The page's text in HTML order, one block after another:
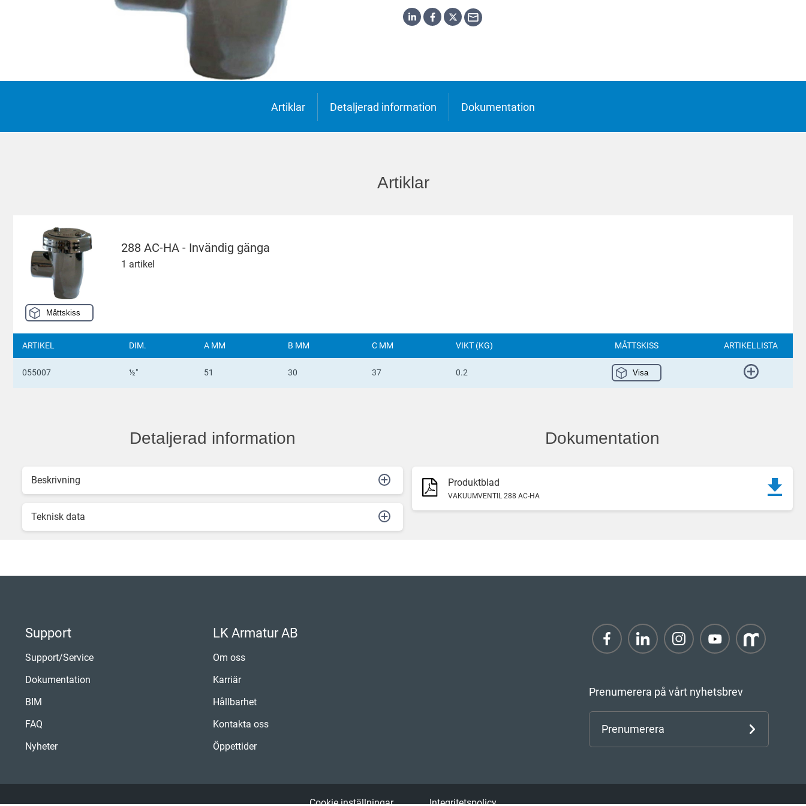
Artiklar Detaljerad information Dokumentation
Artiklar
288 AC-HA - Invändig gänga
1 artikel
Måttskiss
ARTIKEL DIM. A MM B MM C MM VIKT (KG) MÅTTSKISS ARTIKELLISTA
055007 ½" 51 30 37 0.2 Visa
Detaljerad information
Beskrivning
Teknisk data
Dokumentation
Produktblad
VAKUUMVENTIL 288 AC-HA
Support
Support/Service
Dokumentation
BIM
FAQ
Nyheter
LK Armatur AB
Om oss
Karriär
Hållbarhet
Kontakta oss
Öppettider
Prenumerera på vårt nyhetsbrev
Prenumerera
Cookie inställningar Integritetspolicy